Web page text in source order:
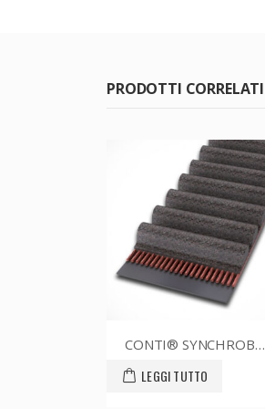
PRODOTTI CORRELATI
CONTI® SYNCHROBELT 60XL-760 CUSTOM
LEGGI TUTTO